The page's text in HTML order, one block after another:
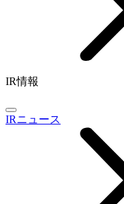
IR情報
IRニュース